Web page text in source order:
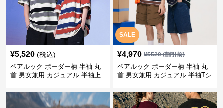
¥5,520 (税込)
ペアルック ボーダー柄 半袖 丸
首 男女兼用 カジュアル 半袖上
SALE
¥4,970 ¥5520(割引前)
ペアルック ボーダー柄 半袖 丸
首 男女兼用 カジュアル 半袖Tシ